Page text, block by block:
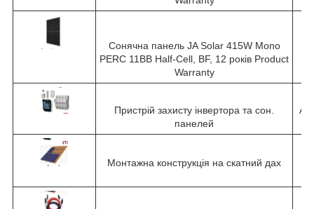
Сонячна панель JA Solar 415W Mono
PERC 11BB Half-Cell, BF, 12 років Product
Warranty
Пристрій захисту інвертора та сон.
панелей
Монтажна конструкція на скатний дах